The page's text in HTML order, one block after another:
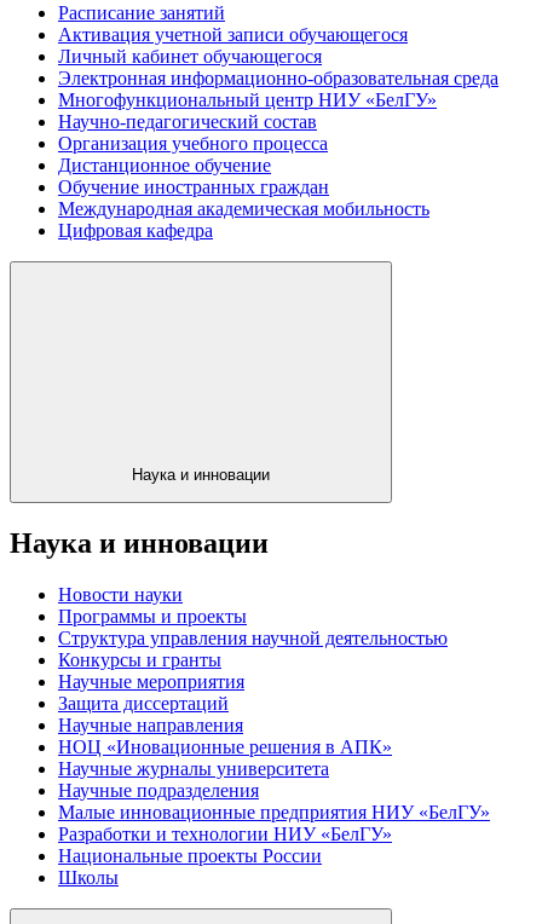
Расписание занятий
Активация учетной записи обучающегося
Личный кабинет обучающегося
Электронная информационно-образовательная среда
Многофункциональный центр НИУ «БелГУ»
Научно-педагогический состав
Организация учебного процесса
Дистанционное обучение
Обучение иностранных граждан
Международная академическая мобильность
Цифровая кафедра
Наука и инновации
Наука и инновации
Новости науки
Программы и проекты
Структура управления научной деятельностью
Конкурсы и гранты
Научные мероприятия
Защита диссертаций
Научные направления
НОЦ «Иновационные решения в АПК»
Научные журналы университета
Научные подразделения
Малые инновационные предприятия НИУ «БелГУ»
Разработки и технологии НИУ «БелГУ»
Национальные проекты России
Школы